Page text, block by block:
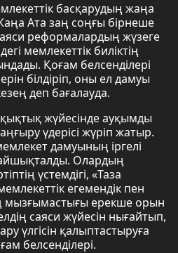
басқарудың жаңа
Ата заң соңғы бірнеше
реформалардың жүзеге
мемлекеттік биліктің
Қоғам белсенділері
білдіріп, оны ел дамуы
деп бағалауда.
жүйесінде ауқымды
үдерісі жүріп жатыр.
дамуының іргелі
Олардың
үстемдігі, «Таза
егемендік пен
мызғымастығы ерекше орын
саяси жүйесін нығайтып,
үлгісін қалыптастыруға
белсенділері.